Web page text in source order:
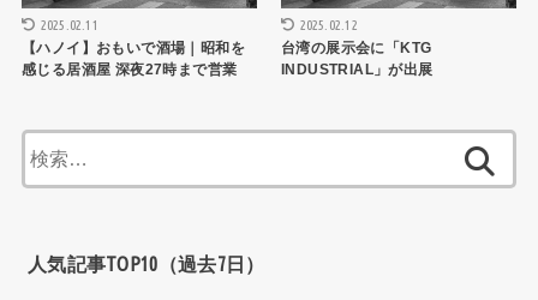
2025.02.11
【ハノイ】おもいで酒場｜昭和を
感じる居酒屋 深夜27時まで営業
2025.02.12
台湾の展示会に「KTG
INDUSTRIAL」が出展
索:
人気記事TOP10（過去7日）